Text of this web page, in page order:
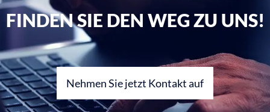
FINDEN SIE DEN WEG ZU UNS!
Nehmen Sie jetzt Kontakt auf